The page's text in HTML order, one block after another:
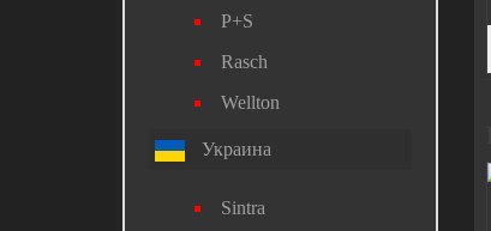
P+S
Rasch
Wellton
Украина
Sintra